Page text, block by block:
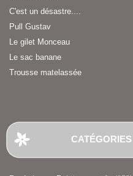
C'est un désastre....
Pull Gustav
Le gilet Monceau
Le sac banane
Trousse matelassée
CATÉGORIES